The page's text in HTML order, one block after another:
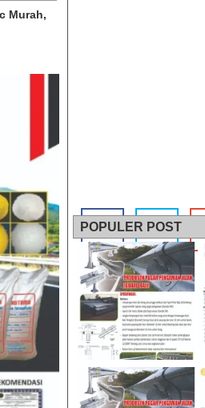
Murah,
POPULER POST